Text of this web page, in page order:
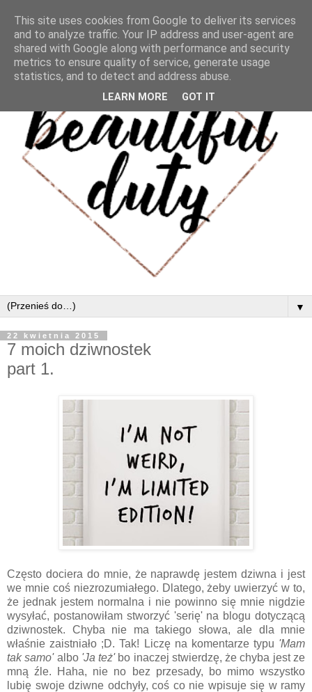
▼
22 kwietnia 2015
7 moich dziwnostek
part 1.
Często dociera do mnie, że naprawdę jestem dziwna i jest
we mnie coś niezrozumiałego. Dlatego, żeby uwierzyć w to,
że jednak jestem normalna i nie powinno się mnie nigdzie
wysyłać, postanowiłam stworzyć 'serię' na blogu dotyczącą
dziwnostek. Chyba nie ma takiego słowa, ale dla mnie
właśnie zaistniało ;D. Tak! Liczę na komentarze typu 'Mam
tak samo'albo 'Ja też'bo inaczej stwierdzę, że chyba jest ze
mną źle. Haha, nie no bez przesady, bo mimo wszystko
lubię swoje dziwne odchyły, coś co nie wpisuje się w ramy
This site uses cookies from Google to deliver its services
and to analyze traffic. Your IP address and user-agent are
shared with Google along with performance and security
metrics to ensure quality of service, generate usage
statistics, and to detect and address abuse.
LEARN MORE GOT IT